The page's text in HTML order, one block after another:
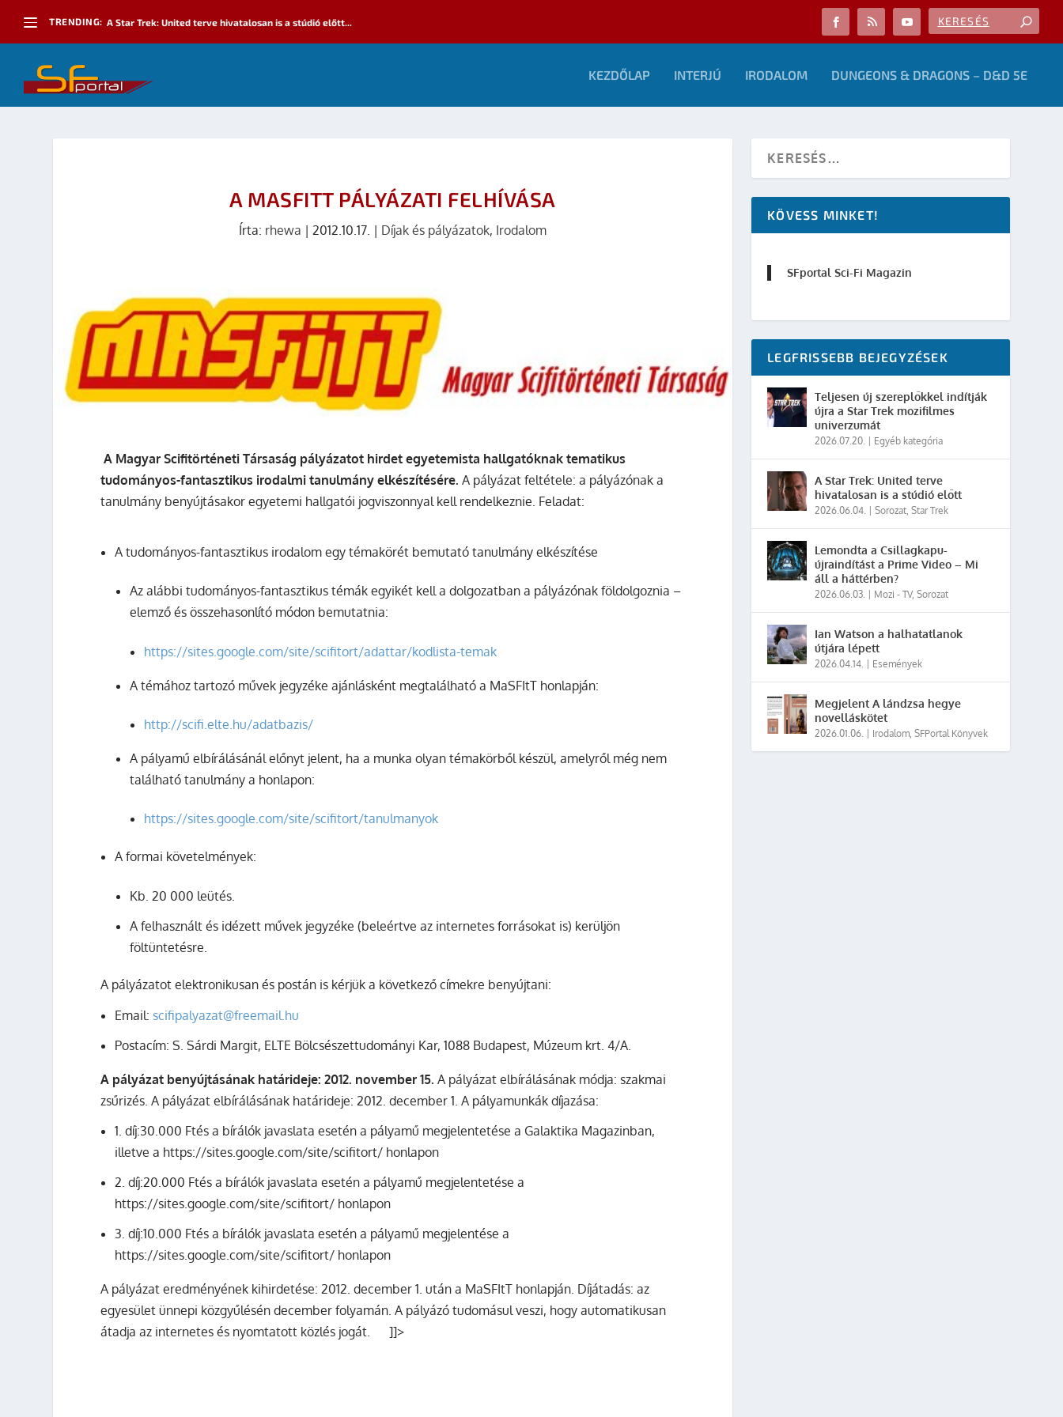
TRENDING: A Star Trek: United terve hivatalosan is a stúdió előtt...
KEZDŐLAP INTERJÚ IRODALOM DUNGEONS & DRAGONS – D&D 5E
A MASFITT PÁLYÁZATI FELHÍVÁSA
Írta: rhewa |2012.10.17. | Díjak és pályázatok, Irodalom
A Magyar Scifitörténeti Társaság pályázatot hirdet egyetemista hallgatóknak tematikus
tudományos-fantasztikus irodalmi tanulmány elkészítésére. A pályázat feltétele: a pályázónak a
tanulmány benyújtásakor egyetemi hallgatói jogviszonnyal kell rendelkeznie. Feladat:
A tudományos-fantasztikus irodalom egy témakörét bemutató tanulmány elkészítése
Az alábbi tudományos-fantasztikus témák egyikét kell a dolgozatban a pályázónak földolgoznia –
elemző és összehasonlító módon bemutatnia:
https://sites.google.com/site/scifitort/adattar/kodlista-temak
A témához tartozó művek jegyzéke ajánlásként megtalálható a MaSFItT honlapján:
http://scifi.elte.hu/adatbazis/
A pályamű elbírálásánál előnyt jelent, ha a munka olyan témakörből készül, amelyről még nem
található tanulmány a honlapon:
https://sites.google.com/site/scifitort/tanulmanyok
A formai követelmények:
Kb. 20 000 leütés.
A felhasznált és idézett művek jegyzéke (beleértve az internetes forrásokat is) kerüljön
föltüntetésre.
A pályázatot elektronikusan és postán is kérjük a következő címekre benyújtani:
Email:scifipalyazat@freemail.hu
Postacím: S. Sárdi Margit, ELTE Bölcsészettudományi Kar, 1088 Budapest, Múzeum krt. 4/A.
A pályázat benyújtásának határideje: 2012. november 15. A pályázat elbírálásának módja: szakmai
zsűrizés. A pályázat elbírálásának határideje: 2012. december 1. A pályamunkák díjazása:
1. díj:30.000 Ftés a bírálók javaslata esetén a pályamű megjelentetése a Galaktika Magazinban,
illetve a https://sites.google.com/site/scifitort/ honlapon
2. díj:20.000 Ftés a bírálók javaslata esetén a pályamű megjelentetése a
https://sites.google.com/site/scifitort/ honlapon
3. díj:10.000 Ftés a bírálók javaslata esetén a pályamű megjelentése a
https://sites.google.com/site/scifitort/ honlapon
A pályázat eredményének kihirdetése: 2012. december 1. után a MaSFItT honlapján. Díjátadás: az
egyesület ünnepi közgyűlésén december folyamán. A pályázó tudomásul veszi, hogy automatikusan
átadja az internetes és nyomtatott közlés jogát. ]]>
KÖVESS MINKET!
SFportal Sci-Fi Magazin
LEGFRISSEBB BEJEGYZÉSEK
Teljesen új szereplőkkel indítják
újra a Star Trek mozifilmes
univerzumát
2026.07.20. Egyéb kategória
A Star Trek: United terve
hivatalosan is a stúdió előtt
2026.06.04. |Sorozat,Star Trek
Lemondta a Csillagkapu-
újraindítást a Prime Video – Mi
áll a háttérben?
2026.06.03. Mozi - TV,Sorozat
Ian Watson a halhatatlanok
útjára lépett
2026.04.14. Események
Megjelent A lándzsa hegye
novelláskötet
2026.01.06. Irodalom,SFPortal Könyvek